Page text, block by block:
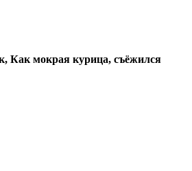
Как мокрая курица, съёжился